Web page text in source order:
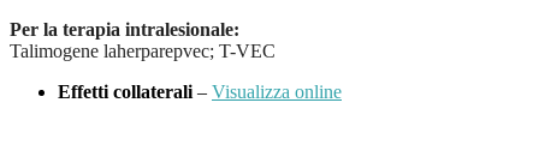
Per la terapia intralesionale:
Talimogene laherparepvec; T-VEC
Effetti collaterali – Visualizza online